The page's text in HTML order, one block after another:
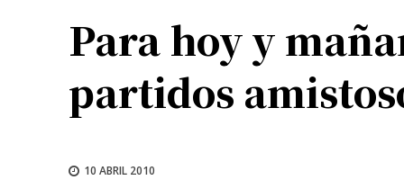
Para hoy y
partidos
10 ABRIL 2010